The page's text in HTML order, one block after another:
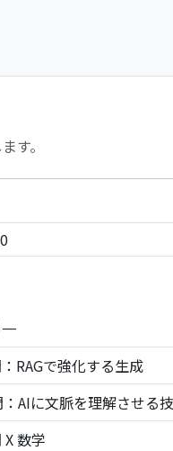
す。
RAGで強化する生成
：AIに文脈を理解させる
数学